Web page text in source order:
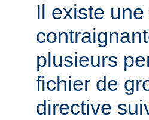
Il existe
plusieurs
fichier de
directive